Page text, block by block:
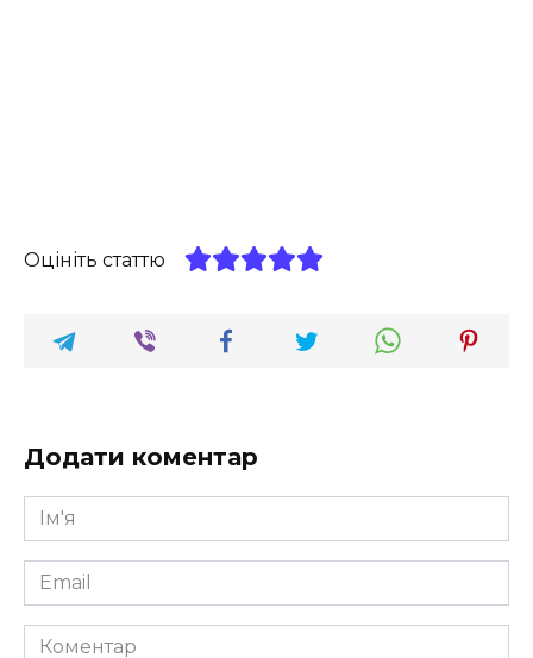
Оцініть статтю
Додати коментар
Ім'я
*
Email
*
Коментар